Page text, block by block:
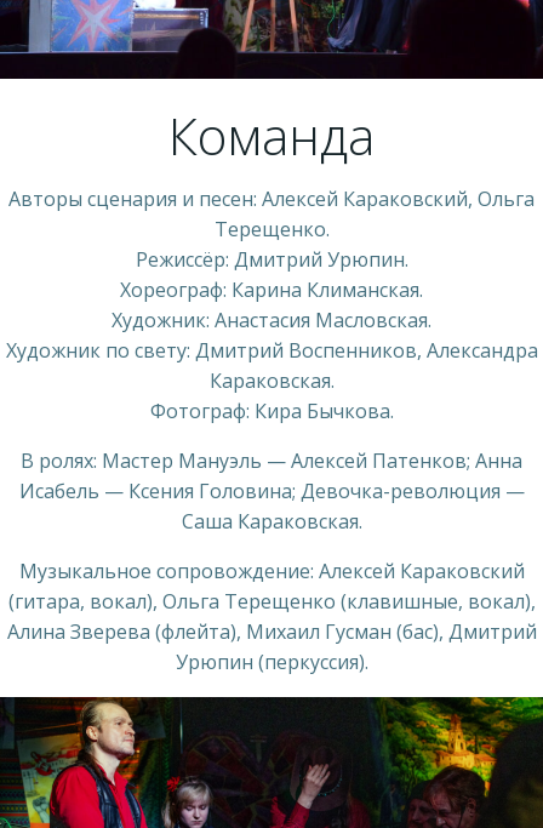
Команда
Авторы сценария и песен: Алексей Караковский, Ольга
Терещенко.
Режиссёр: Дмитрий Урюпин.
Хореограф: Карина Климанская.
Художник: Анастасия Масловская.
Художник по свету: Дмитрий Воспенников, Александра
Караковская.
Фотограф: Кира Бычкова.
В ролях: Мастер Мануэль — Алексей Патенков; Анна
Исабель — Ксения Головина; Девочка-революция —
Саша Караковская.
Музыкальное сопровождение: Алексей Караковский
(гитара, вокал), Ольга Терещенко (клавишные, вокал),
Алина Зверева (флейта), Михаил Гусман (бас), Дмитрий
Урюпин (перкуссия).